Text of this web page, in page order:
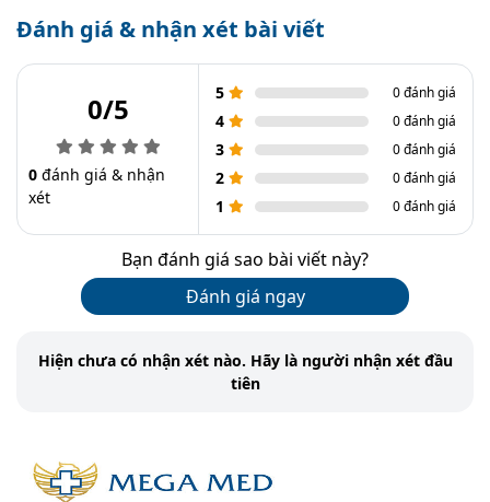
Đánh giá & nhận xét bài viết
0/5
0 đánh giá & nhận
xét
5 0 đánh giá
4 0 đánh giá
3 0 đánh giá
2 0 đánh giá
1 0 đánh giá
Bạn đánh giá sao bài viết này?
Đánh giá ngay
Hiện chưa có nhận xét nào. Hãy là người nhận xét đầu
tiên